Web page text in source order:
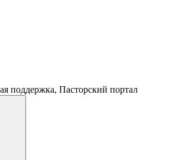
поддержка, Пасторский портал